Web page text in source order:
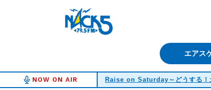
エアス
NOW ON AIR Raise on Saturday～どうする！